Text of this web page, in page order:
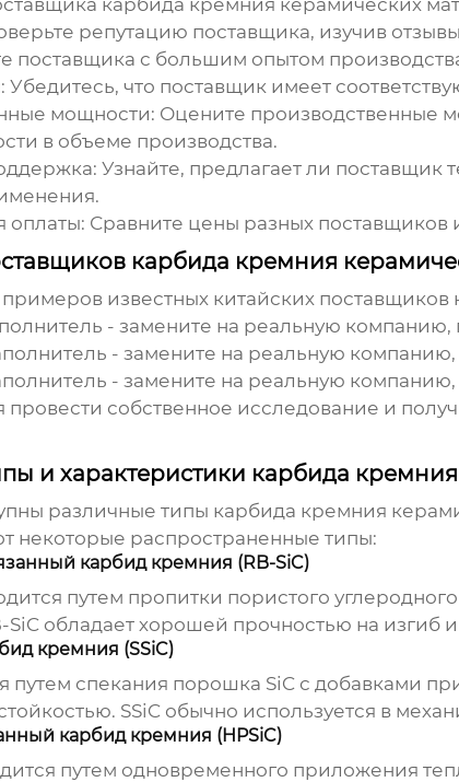
репутацию поставщика, изучив
поставщика с большим опытом
Убедитесь, что поставщик имеет
мощности: Оцените производственные
в объеме производства.
Узнайте, предлагает ли
оплаты: Сравните цены разных поставщиков
карбида кремния
известных китайских поставщиков
- замените на реальную
- замените на реальную
- замените на реальную
провести собственное исследование и
и характеристики карбида
различные типы карбида кремния
некоторые распространенные типы:
карбид кремния (RB-SiC)
путем пропитки пористого
SiC обладает хорошей прочностью на изгиб
кремния (SSiC)
путем спекания порошка SiC с добавками
SSiC обычно используется в
карбид кремния (HPSiC)
путем одновременного приложения